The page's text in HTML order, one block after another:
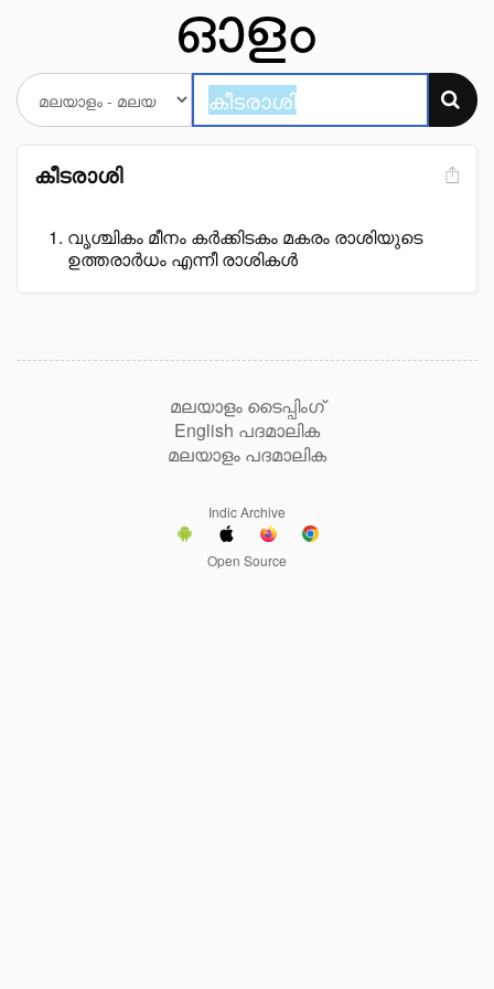
കീടരാശി
വൃശ്ചികം മീനം കർക്കിടകം മകരം രാശിയുടെ
ഉത്തരാർധം എന്നീ രാശികൾ
മലയാളം ടൈപ്പിംഗ്
English പദമാലിക
മലയാളം പദമാലിക
Indic Archive
Open Source